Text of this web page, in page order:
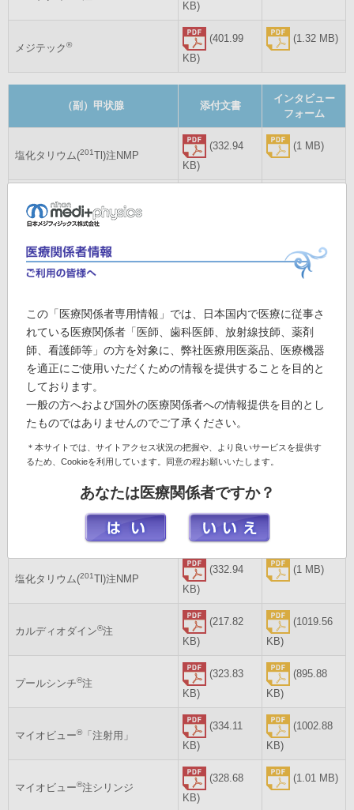
KB)
メジテック®
(401.99
KB)
(1.32 MB)
（副）甲状腺 添付文書
インタビュー
フォーム
塩化タリウム(201Tl)注NMP
(332.94
KB)
(1 MB)
テクネシンチ®注-10M
メジテック®
(1.32 MB)
ヨードカプセル-123
KB)
KB)
呼吸器 添付文書
インタビュー
フォーム
クリプトン( Kr)ジェネレータ
(444.69
KB)
(872.16
(427.29
KB)
塩化タリウム(201Tl)注NMP
(332.94
KB)
(1 MB)
カルディオダイン®注
(217.82
KB)
(1019.56
KB)
プールシンチ®注
(323.83
KB)
(895.88
KB)
マイオビュー®「注射用」
(334.11
KB)
(1002.88
KB)
マイオビュー®注シリンジ
(328.68
KB)
(1.01 MB)
この「医療関係者専用情報」では、日本国内で医療に従事さ
れている医療関係者「医師、歯科医師、放射線技師、薬剤
師、看護師等」の方を対象に、弊社医療用医薬品、医療機器
を適正にご使用いただくための情報を提供することを目的と
しております。
一般の方へおよび国外の医療関係者への情報提供を目的とし
たものではありませんのでご了承ください。
＊本サイトでは、サイトアクセス状況の把握や、より良いサービスを提供す
るため、Cookieを利用しています。同意の程お願いいたします。
あなたは医療関係者ですか？